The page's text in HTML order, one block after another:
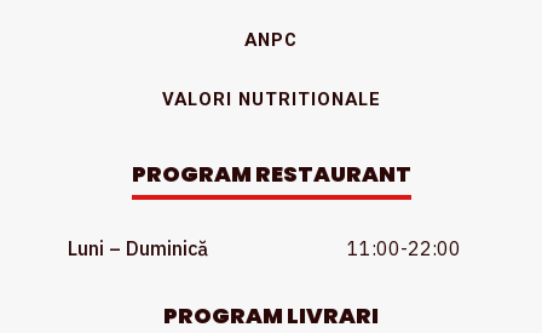
ANPC
VALORI NUTRITIONALE
PROGRAM RESTAURANT
Luni – Duminică 11:00-22:00
PROGRAM LIVRARI